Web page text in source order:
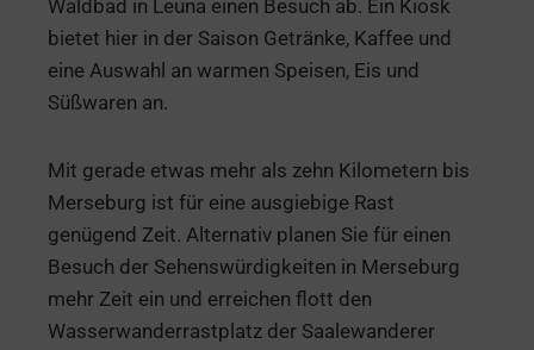
Waldbad in Leuna einen Besuch ab. Ein Kiosk
bietet hier in der Saison Getränke, Kaffee und
eine Auswahl an warmen Speisen, Eis und
Süßwaren an.
Mit gerade etwas mehr als zehn Kilometern bis
Merseburg ist für eine ausgiebige Rast
genügend Zeit. Alternativ planen Sie für einen
Besuch der Sehenswürdigkeiten in Merseburg
mehr Zeit ein und erreichen flott den
Wasserwanderrastplatz der Saalewanderer